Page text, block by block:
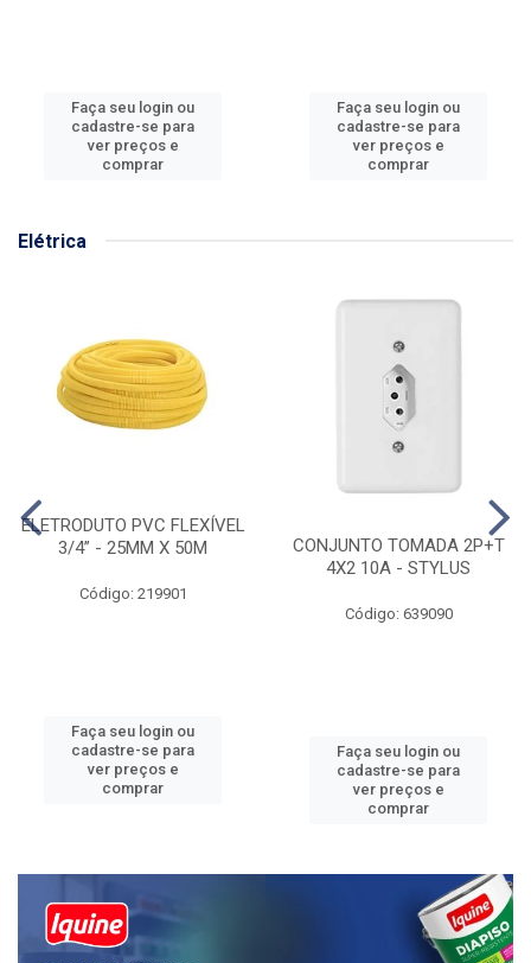
Faça seu login ou
cadastre-se para
ver preços e
comprar
Faça seu login ou
cadastre-se para
ver preços e
comprar
Elétrica
ELETRODUTO PVC FLEXÍVEL
3/4” - 25MM X 50M
Código: 219901
Faça seu login ou
cadastre-se para
ver preços e
comprar
CONJUNTO TOMADA 2P+T
4X2 10A - STYLUS
Código: 639090
Faça seu login ou
cadastre-se para
ver preços e
comprar